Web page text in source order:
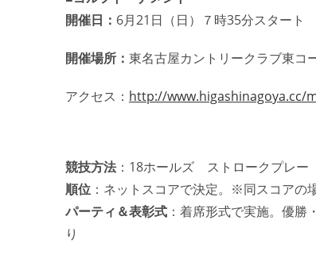
開催日： 6月21日（日）７時35分スター
開催場所： 東名古屋カントリークラブ東コ
アクセス： http://www.higashinagoya.cc/
競技方法 ：18ホールズ ストロークプレー
順位 ：ネットスコアで決定。※同スコアの
パーティ＆表彰式 ：着席形式で実施。優
り